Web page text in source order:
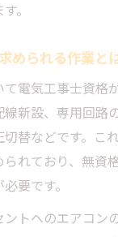
気工事の費用相場
高額化する原因と
置費用の内訳と
穴あけで追加さ
殊条件による工
。
められる作業と
電気工事士資格
新設、専用回路
切替などです。こ
れており、無資
要です。
トへのエアコン